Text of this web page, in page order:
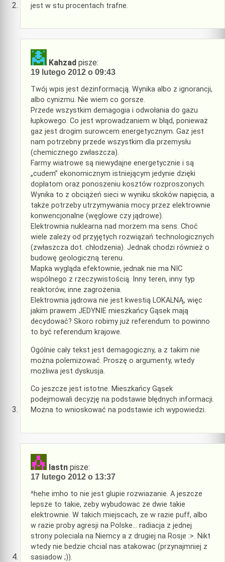
jest w stu procentach trafne.
Kahzad pisze:
19 lutego 2012 o 09:43
Twój wpis jest dezinformacją. Wynika albo z ignorancji,
albo cynizmu. Nie wiem co gorsze.
Przede wszystkim demagogia i odwołania do gazu
łupkowego. Co jest wprowadzaniem w błąd, ponieważ
gaz jest drogim surowcem energetycznym. Gaz jest
nam potrzebny przede wszystkim dla przemysłu
(chemicznego zwłaszcza).
Farmy wiatrowe są niewydajne energetycznie i są
„cudem” ekonomicznym istniejącym jedynie dzięki
dopłatom oraz ponoszeniu kosztów rozproszonych.
Wynika to z obciążeń sieci w wyniku skoków napięcia, a
także potrzeby utrzymywania mocy przez elektrownie
konwencjonalne (węglowe czy jądrowe).
Elektrownia nuklearna nad morzem ma sens. Choć
wiele zależy od przyjętych rozwiązań technologicznych
(zwłaszcza dot. chłodzenia). Jednak chodzi również o
budowę geologiczną terenu.
Mapka wygląda efektownie, jednak nie ma NIC
wspólnego z rzeczywistością. Inny teren, inny typ
reaktorów, inne zagrożenia.
Elektrownia jądrowa nie jest kwestią LOKALNĄ, więc
jakim prawem JEDYNIE mieszkańcy Gąsek mają
decydować? Skoro robimy już referendum to powinno
to być referendum krajowe.
Ogólnie cały tekst jest demagogiczny, a z takim nie
można polemizować. Proszę o argumenty, wtedy
możliwa jest dyskusja.
Co jeszcze jest istotne. Mieszkańcy Gąsek
podejmowali decyzję na podstawie błędnych informacji.
Można to wnioskować na podstawie ich wypowiedzi.
lastn pisze:
17 lutego 2012 o 13:37
^hehe imho to nie jest glupie rozwiazanie. A jeszcze
lepsze to takie, zeby wybudowac ze dwie takie
elektrownie. W takich miejscach, ze w razie puff, albo
w razie proby agresji na Polske… radiacja z jednej
strony poleciala na Niemcy a z drugiej na Rosje :>. Nikt
wtedy nie bedzie chcial nas atakowac (przynajmniej z
sasiadow ;)).